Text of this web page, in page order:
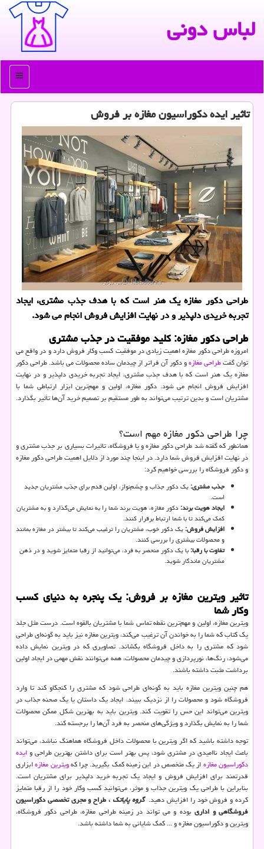
لباس دونی
منو
تاثیر ایده دکوراسیون مغازه بر فروش
طراحی دکور مغازه یک هنر است که با هدف جذب مشتری، ایجاد
تجربه خریدی دلپذیر و در نهایت افزایش فروش انجام می شود.
طراحی دکور مغازه: کلید موفقیت در جذب مشتری
امروزه طراحی دکور مغازه اهمیت زیادی در موفقیت کسب وکار فروش دارد و در واقع می
توان گفتطراحی مغازهو دکور آن فراتر از چیدمان ساده محصولات می باشد. طراحی دکور
مغازه یک هنر است که با هدف جذب مشتری، ایجاد تجربه خریدی دلپذیر و در نهایت
افزایش فروش انجام می شود. دکور مغازه، اولین و مهم‌ترین ابزار ارتباطی شما با
مشتریان است و بدین ترتیب می‌تواند به طور مستقیم بر تصمیم خرید آن‌ها تأثیر بگذارد.
چرا طراحی دکور مغازه مهم است؟
همانطور که گفته شد طراحی دکور مغازه و یا فروشگاه، تاثیرات بسیاری بر جذب مشتری و
در نهایت افزایش فروش شما دارد. در اینجا چند مورد از دلایل اهمیت طراحی دکور مغازه
و دکور فروشگاه را بررسی خواهیم کرد:
جذب مشتری:یک دکور جذاب و چشم‌نواز، اولین قدم برای جذب مشتریان جدید
است.
ایجاد هویت برند:دکور مغازه، هویت برند شما را به نمایش می‌گذارد و به مشتریان
کمک می‌کند تا با شما ارتباط برقرار کنند.
افزایش فروش:یک دکور خوب، مشتریان را ترغیب می‌کند تا بیشتر در مغازه بمانند
و محصولات بیشتری را بررسی کنند.
تفاوت با رقبا:با یک دکور منحصر به فرد، می‌توانید از رقبا متمایز شوید و در ذهن
مشتریان ماندگار شوید.
تاثیر ویترین مغازه بر فروش: یک پنجره به دنیای کسب
وکار شما
ویترین مغازه، اولین و مهم‌ترین نقطه تماس شما با مشتریان بالقوه است. درست مثل جلد
یک کتاب که شما را به خواندن آن ترغیب می‌کند، ویترین مغازه نیز باید به گونه‌ای طراحی
شود که مشتری را به داخل فروشگاه بکشاند. تصاویری که در ویترین نمایش داده
می‌شود، رنگ‌ها، نورپردازی و چیدمان محصولات، همه می‌توانند نقش مهمی در ایجاد اولین
برداشت مثبت داشته باشند.
هم چنین ویترین مغازه باید به گونه‌ای طراحی شود که مشتری را کنجکاو کند تا وارد
فروشگاه شود و محصولات را از نزدیک ببیند. ایجاد یک داستان یا یک صحنه جذاب در
ویترین می‌تواند این حس را تقویت کند. ویترین باید به بهترین شکل ممکن محصولات
شما را به نمایش بگذارد و ویژگی‌های منحصر به فرد آن‌ها را برجسته کند.
توجه داشته باشید که اگر ویترین با محصولات داخل فروشگاه هماهنگ نباشد، می‌تواند
باعث ایجاد ناامیدی در مشتری شود، پس بهتر است برای داشتن بهترین طراحی وایده
دکوراسیون مغازهاز یک متخصص در این زمینه کمک بگیرید. چرا کهویترین مغازهابزاری
قدرتمند برای افزایش فروش و ایجاد یک تجربه خرید دلپذیر برای مشتریان است.
بنابراین با طراحی یک ویترین جذاب و موثر، می‌توانید کسب ‌وکار خود را از رقبا متمایز
کرده و فروش خود را افزایش دهید.گروه پایاتک، طراح و مجری تخصصی دکوراسیون
فروشگاهی و اداریبوده و می تواند در زمینه طراحی مغازه، طراحی دکور فروشگاه،
ویترین و دکوراسیون مغازه و ... کمک شایانی به شما داشته باشد.